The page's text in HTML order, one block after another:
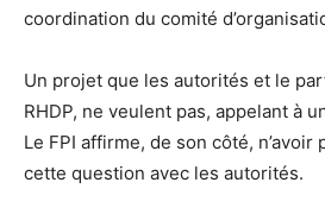
coordination du comité
Un projet que les autorités et le
RHDP, ne veulent pas, appelant à
Le FPI affirme, de son côté,
cette question avec les autorités.